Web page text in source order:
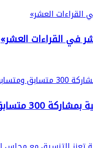
في القراءات العشر»
ومتسابقة